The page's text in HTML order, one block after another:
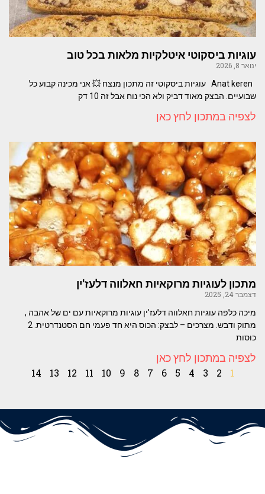
עוגיות ביסקוטי איטלקיות מלאות בכל טוב
ינואר 8, 2026
Anat keren עוגיות ביסקוטי זה מתכון מנצח 💥 אני מכינה קבוע כל
שבועיים. הבצק מאוד דביק ולא הכי נוח אבל זה 10 דק
לצפיה במתכון לחץ כאן
מתכון לעוגיות מרוקאיות חאלווה דלעז'ין
דצמבר 24, 2025
מיכה כלפה עוגיות חאלווה דלעז'ין עוגיות מרוקאיות עם ים של אהבה ,
מתוק ודבש. מצרכים – לבצק: הכוס היא חד פעמי חם הסטנדרטית. 2
כוסות
לצפיה במתכון לחץ כאן
1
2
3
4
5
6
7
8
9
10
11
12
13
14